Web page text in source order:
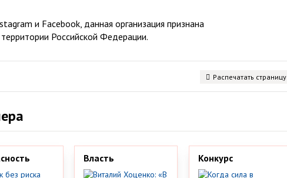
и Facebook, данная организация признана
Российской Федерации.
Распечатать страницу
Власть Конкурс